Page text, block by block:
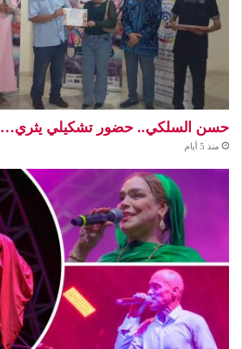
حسن السلكي.. حضور تشكيلي يثري…
منذ 5 أيام